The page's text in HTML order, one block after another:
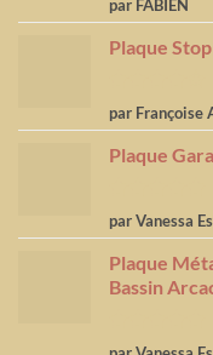
5
par FABIEN
Plaque
Note4
sur 5
par Françoise
Plaque
Note5sur
5
par Vanessa
Plaque
Bassin
Note5sur